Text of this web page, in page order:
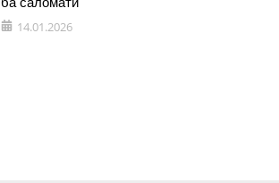
14.01.2026